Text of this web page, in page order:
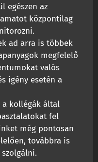
egészen az
központilag
ad arra is többek
megfelelő
valós
igény esetén a
a kollégák által
fel
még pontosan
továbbra is